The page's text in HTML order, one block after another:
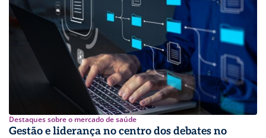
Destaques sobre o mercado de saúde
Gestão e liderança no centro dos debates no